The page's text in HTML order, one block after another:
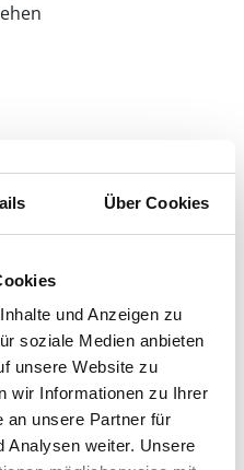
Über Cookies
und Anzeigen zu
soziale Medien anbieten
unsere Website zu
wir Informationen zu Ihrer
an unsere Partner für
Analysen weiter. Unsere